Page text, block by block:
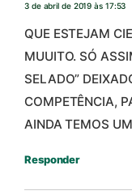
3 de abril de 2019 às 17:53
QUE ESTEJAM
MUUITO. SÓ
SELADO”
COMPETÊNCIA,
AINDA TEMOS
Responder